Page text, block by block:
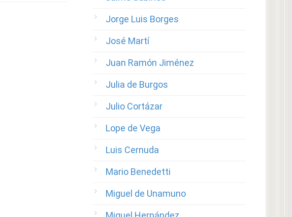
Jorge Luis Borges
José Martí
Juan Ramón Jiménez
Julia de Burgos
Julio Cortázar
Lope de Vega
Luis Cernuda
Mario Benedetti
Miguel de Unamuno